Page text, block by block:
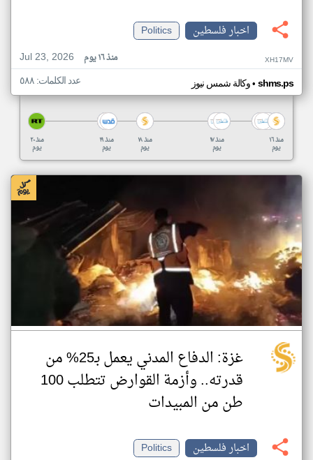
اخبار فلسطين
Politics
Jul 23, 2026
منذ ١٦ يوم XH17MV
وكالة شمس نيوز• shms.ps عدد الكلمات: ٥٨٨
منذ ٢٠
يوم
منذ ١٩
يوم
منذ ١٨
يوم
منذ ١٧
يوم
منذ ١٦
يوم
غزة: الدفاع المدني يعمل بـ25% من
قدرته.. وأزمة القوارض تتطلب 100
طن من المبيدات
اخبار فلسطين
Politics